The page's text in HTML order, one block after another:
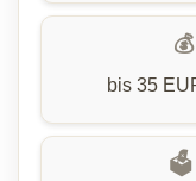
bis 35
🗳️